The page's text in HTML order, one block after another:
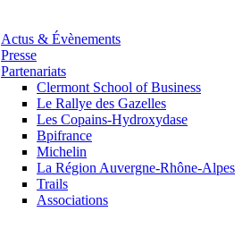
Actus & Évènements
Presse
Partenariats
Clermont School of Business
Le Rallye des Gazelles
Les Copains-Hydroxydase
Bpifrance
Michelin
La Région Auvergne-Rhône-Alpes
Trails
Associations